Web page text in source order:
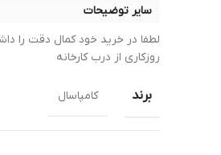
سایر توضیحات
روزکاری از درب کارخانه
برند کامپاسال